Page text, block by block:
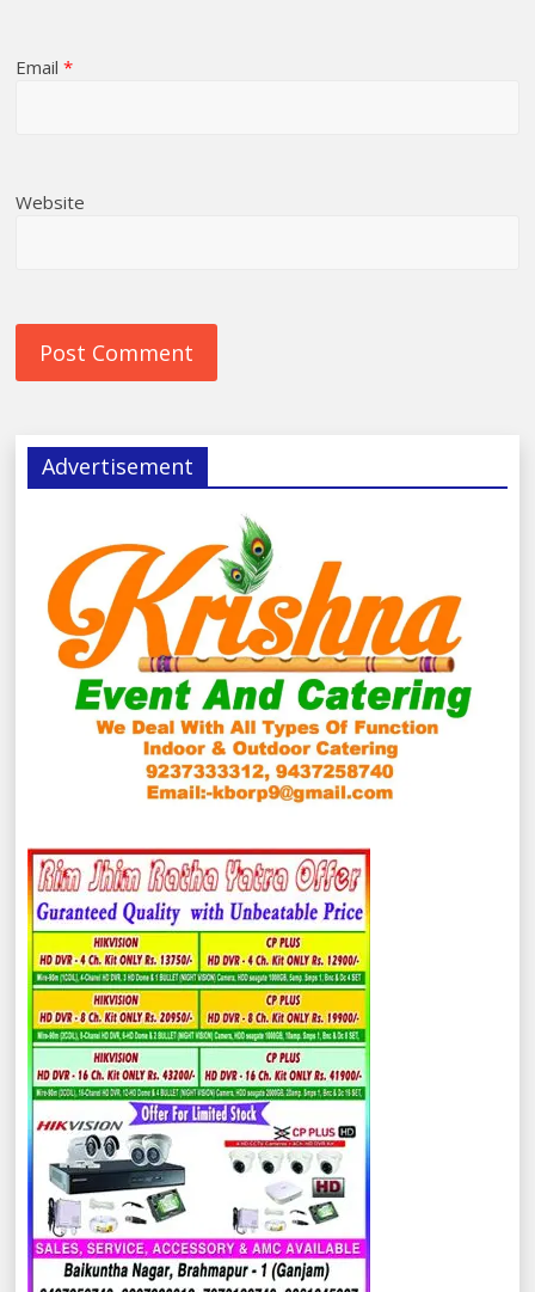
Email*
Website
Advertisement